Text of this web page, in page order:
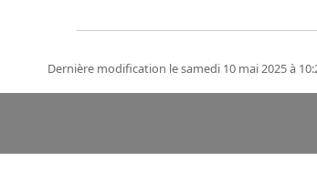
Dernière modification le samedi 10 mai 2025 à